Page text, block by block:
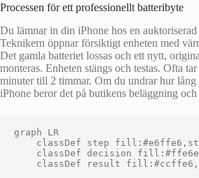
Processen för ett professionellt batteribyte
Du lämnar in din iPhone hos en
Teknikern öppnar försiktigt enheten med
Det gamla batteriet lossas och ett nytt,
monteras. Enheten stängs och testas. Ofta
minuter till 2 timmar. Om du undrar hur lång
iPhone beror det på butikens beläggning
graph LR
classDef step
classDef decision
classDef result